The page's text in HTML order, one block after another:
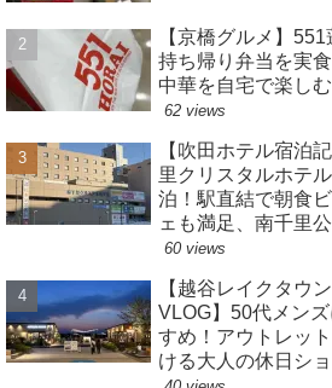
【京橋グルメ】
持ち帰り弁当を実
中華を自宅で楽しむ
62 views
【吹田ホテル宿泊
里クリスタルホテ
泊！駅直結で朝食
ェも満足、南千里
策も楽しめるホテル
60 views
【越谷レイクタウン
VLOG】50代メン
すめ！アウトレッ
ける大人の休日シ